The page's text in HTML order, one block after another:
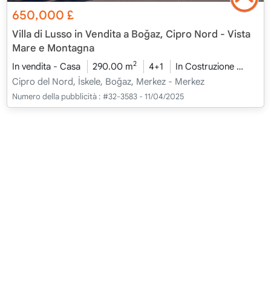
650,000 £
Villa di Lusso in Vendita a Boğaz, Cipro Nord - Vista
Mare e Montagna
In vendita - Casa 290.00 m2 4+1 In Costruzione
Cipro del Nord, İskele, Boğaz, Merkez - Merkez
Numero della pubblicità : #32-3583 - 11/04/2025